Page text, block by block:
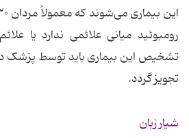
رومبوئید میانی علائمی ندارد یا
تشخیص این بیماری باید توسط پزشک
تجویز گردد.
شیار زبان